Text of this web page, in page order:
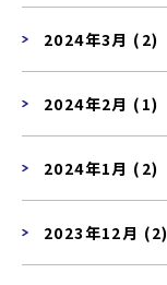
2024年3月 (2)
2024年2月 (1)
2024年1月 (2)
2023年12月 (2)